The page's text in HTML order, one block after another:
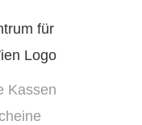
Kassen